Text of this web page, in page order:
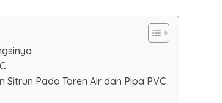
Sitrun Pada Toren Air dan Pipa PVC